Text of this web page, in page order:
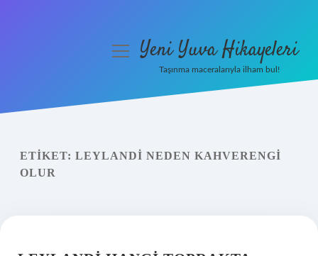
Yasal Uyarı
menüyüYeni Yuva Hikayeleri
Taşınma maceralarıyla ilham bul!
ETIKET: LEYLANDI NEDEN KAHVERENGI
OLUR